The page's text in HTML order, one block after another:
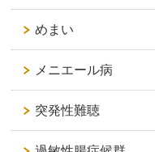
めまい
メニエール病
突発性難聴